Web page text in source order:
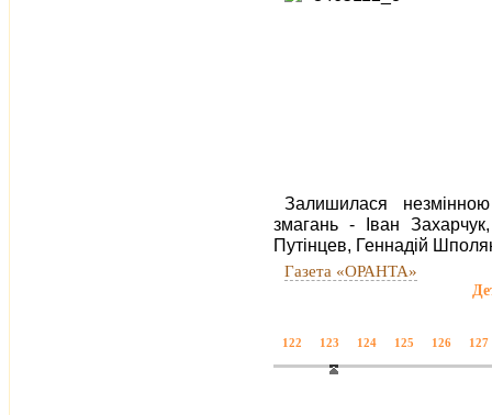
Залишилася
змагань - Іван
Путінцев, Геннадій
Газета «ОРАНТА»
122 123 124 125 126 127